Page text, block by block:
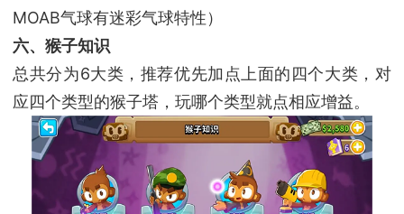
MOAB气球有迷彩气球特性）
六、猴子知识
总共分为6大类，推荐优先加点上面的四个大类，对
应四个类型的猴子塔，玩哪个类型就点相应增益。